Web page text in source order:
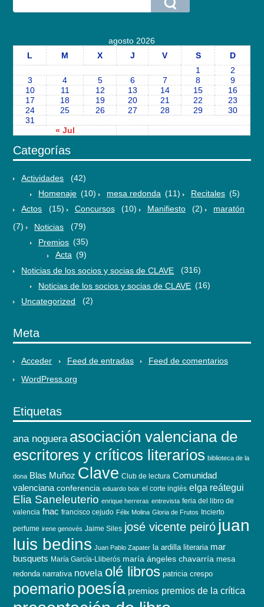
agosto 2026
L
M X J V S D
« Jul
1
2
3
4 5 6 7 8
9
10
11 12 13 14 15
16
17
18 19 20 21 22
23
24
25 26 27 28 29
30
31
Categorías
Actividades
(42)
Homenaje (10) mesa redonda (11) Recitales (5)
Actos
(15) Concursos (10) Manifiesto (2)
maratón
(7)
Noticias
(79)
Premios (35)
Acta (9)
Noticias de los socios y socias de CLAVE
(316)
Noticias de los socios y socias de CLAVE (16)
Uncategorized
(2)
Meta
Acceder Feed de entradas
Feed de comentarios
WordPress.org
Etiquetas
ana noguera asociación valenciana de
escritores y críticos literarios biblioteca de la
dona Blas Muñoz Clave Club de lectura Comunidad
valenciana conferencia eduardo boix el corte inglés elga reátegui
Elia Saneleuterio enrique herreras entrevista feria del libro de
valencia fnac francisco cejudo Félix Molina Gloria de Frutos Incierto
perfume irene genovés Jaime Siles josé vicente peiró juan
luis bedins Juan Pablo Zapater la ardilla literaria mar
busquets María García-Lliberós maría ángeles chavarría mesa
redonda narrativa novela olé libros patricia crespo
poemario poesía premios premios de la crítica